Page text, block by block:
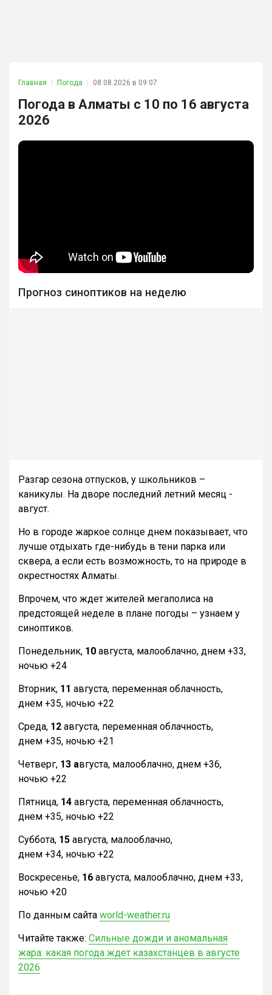
Главная Погода 08.08.2026 в 09:07
Погода в Алматы с 10 по 16 августа
2026
Прогноз синоптиков на неделю
Разгар сезона отпусков, у школьников –
каникулы. На дворе последний летний месяц -
август.
Но в городе жаркое солнце днем показывает, что
лучше отдыхать где-нибудь в тени парка или
сквера, а если есть возможность, то на природе в
окрестностях Алматы.
Впрочем, что ждет жителей мегаполиса на
предстоящей неделе в плане погоды – узнаем у
синоптиков.
Понедельник, 10 августа, малооблачно, днем +33,
ночью +24
Вторник, 11 августа, переменная облачность,
днем +35, ночью +22
Среда, 12 августа, переменная облачность,
днем +35, ночью +21
Четверг, 13 августа, малооблачно, днем +36,
ночью +22
Пятница, 14 августа, переменная облачность,
днем +35, ночью +22
Суббота, 15 августа, малооблачно,
днем +34, ночью +22
Воскресенье, 16 августа, малооблачно, днем +33,
ночью +20
По данным сайта world-weather.ru
Читайте также: Сильные дожди и аномальная
жара: какая погода ждет казахстанцев в августе
2026